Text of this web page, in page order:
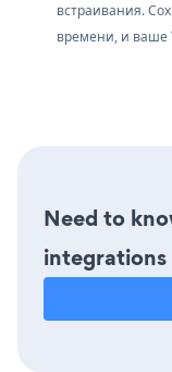
встраивания.
времени, и ваше
Need to
integrations